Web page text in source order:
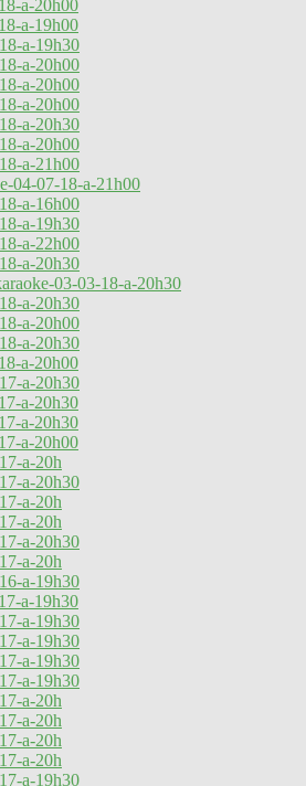
a-20h00
a-19h00
a-19h30
a-20h00
a-20h00
a-20h00
a-20h30
a-20h00
a-21h00
04-07-18-a-21h00
a-16h00
a-19h30
a-22h00
a-20h30
03-03-18-a-20h30
a-20h30
a-20h00
a-20h30
a-20h00
a-20h30
a-20h30
a-20h30
a-20h00
a-20h
a-20h30
a-20h
a-20h
a-20h30
a-20h
a-19h30
a-19h30
a-19h30
a-19h30
a-19h30
a-19h30
a-20h
a-20h
a-20h
a-20h
a-19h30